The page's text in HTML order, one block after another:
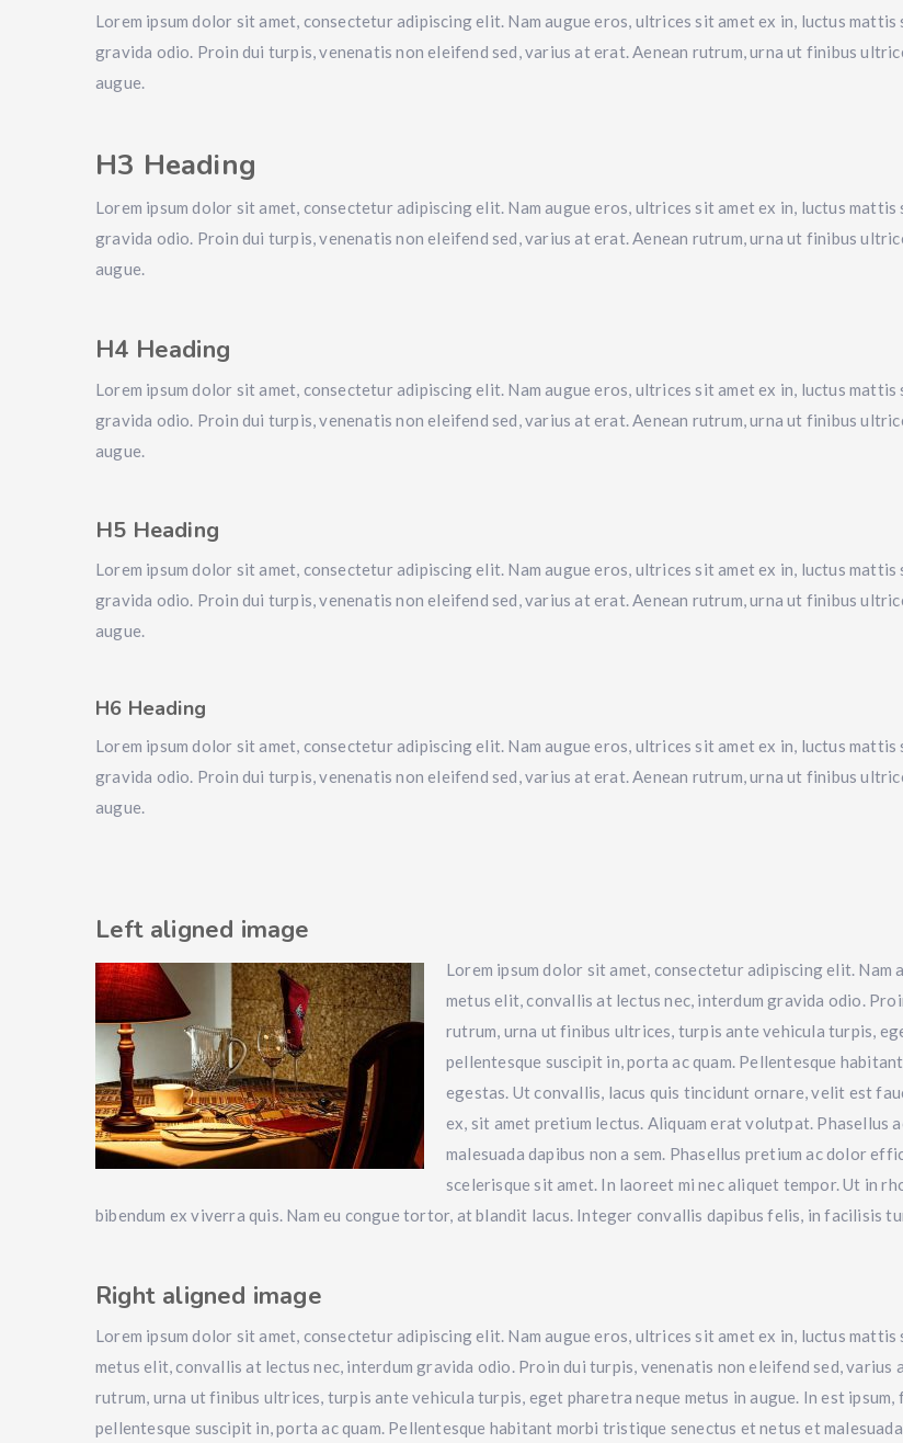
Lorem ipsum dolor sit amet, consectetur adipiscing elit. Nam augue eros, ultrices sit amet ex in, luctus
gravida odio. Proin dui turpis, venenatis non eleifend sed, varius at erat. Aenean rutrum, urna ut finibus
augue.
H3 Heading
Lorem ipsum dolor sit amet, consectetur adipiscing elit. Nam augue eros, ultrices sit amet ex in, luctus
gravida odio. Proin dui turpis, venenatis non eleifend sed, varius at erat. Aenean rutrum, urna ut finibus
augue.
H4 Heading
Lorem ipsum dolor sit amet, consectetur adipiscing elit. Nam augue eros, ultrices sit amet ex in, luctus
gravida odio. Proin dui turpis, venenatis non eleifend sed, varius at erat. Aenean rutrum, urna ut finibus
augue.
H5 Heading
Lorem ipsum dolor sit amet, consectetur adipiscing elit. Nam augue eros, ultrices sit amet ex in, luctus
gravida odio. Proin dui turpis, venenatis non eleifend sed, varius at erat. Aenean rutrum, urna ut finibus
augue.
H6 Heading
Lorem ipsum dolor sit amet, consectetur adipiscing elit. Nam augue eros, ultrices sit amet ex in, luctus
gravida odio. Proin dui turpis, venenatis non eleifend sed, varius at erat. Aenean rutrum, urna ut finibus
augue.
Left aligned image
Lorem ipsum dolor sit amet, consectetur adipiscing elit. Nam
metus elit, convallis at lectus nec, interdum gravida odio.
rutrum, urna ut finibus ultrices, turpis ante vehicula turpis,
pellentesque suscipit in, porta ac quam. Pellentesque
egestas. Ut convallis, lacus quis tincidunt ornare, velit est
ex, sit amet pretium lectus. Aliquam erat volutpat. Phasellus
malesuada dapibus non a sem. Phasellus pretium ac dolor
scelerisque sit amet. In laoreet mi nec aliquet tempor. Ut in
bibendum ex viverra quis. Nam eu congue tortor, at blandit lacus. Integer convallis dapibus felis, in facilisis
Right aligned image
Lorem ipsum dolor sit amet, consectetur adipiscing elit. Nam augue eros, ultrices sit amet ex in, luctus mattis
metus elit, convallis atlectus nec, interdum gravida odio. Proin dui turpis, venenatis non eleifend sed, varius
rutrum, urna ut finibus ultrices, turpis ante vehicula turpis, eget pharetra neque metus in augue. In est ipsum,
pellentesque suscipit in, porta ac quam. Pellentesque habitant morbi tristique senectus et netus et